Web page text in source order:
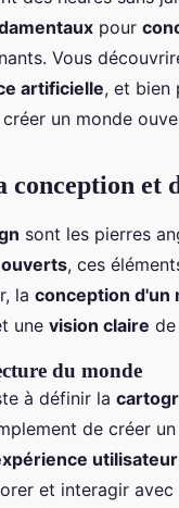
pour
Vous
artificielle, et bien
un monde
et
sont les pierres
, ces
la conception d'un
une vision claire
du monde
à définir la
de créer
utilisateur
et interagir